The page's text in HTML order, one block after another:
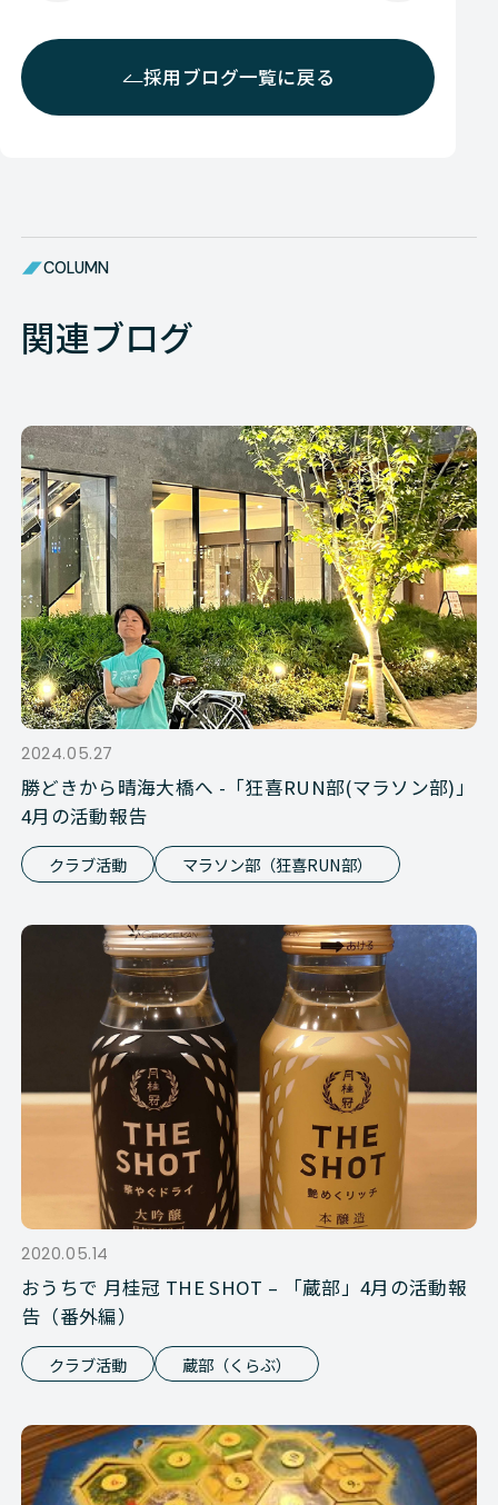
採用ブログ一覧に戻る
COLUMN
関連ブログ
2024.05.27
勝どきから晴海大橋へ -「狂喜RUN部(マラソン部)」
4月の活動報告
クラブ活動 マラソン部（狂喜RUN部）
2020.05.14
おうちで 月桂冠 THE SHOT – 「蔵部」4月の活動報
告（番外編）
クラブ活動 蔵部（くらぶ）